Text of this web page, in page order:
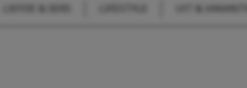
LIEFDE & SEKS UIT & VAKANTIE